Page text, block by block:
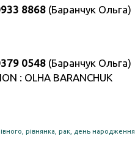
8868(Баранчук Ольга)
0548(Баранчук Ольга)
: OLHA BARANCHUK
,рівнянка ,рак день народження